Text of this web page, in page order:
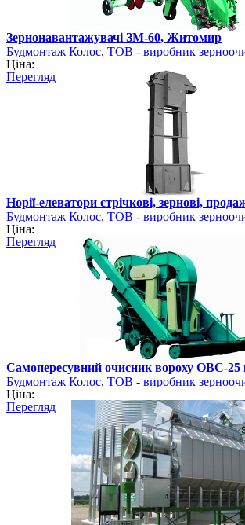
Зернонавантажувачі ЗМ-60, Житомир
Будмонтаж Колос, ТОВ - виробник
Ціна:
Перегляд
Норії-елеватори стрічкові, зернові,
Будмонтаж Колос, ТОВ - виробник
Ціна:
Перегляд
Самопересувний очисник вороху ОВС-25
Будмонтаж Колос, ТОВ - виробник
Ціна:
Перегляд